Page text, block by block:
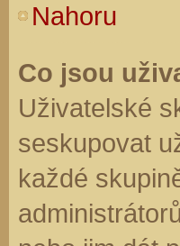
Nahoru
Co jsou
Uživatelské
seskupovat
každé